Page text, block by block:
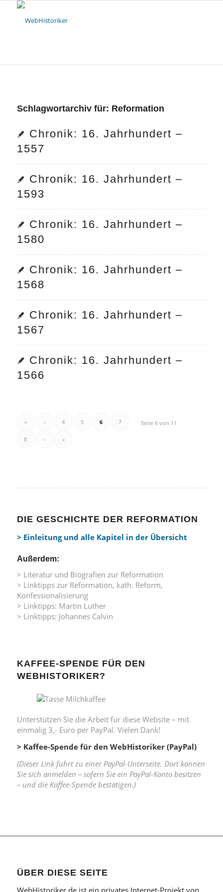
Schlagwortarchiv für: Reformation
Chronik: 16. Jahrhundert –
1557
Chronik: 16. Jahrhundert –
1593
Chronik: 16. Jahrhundert –
1580
Chronik: 16. Jahrhundert –
1568
Chronik: 16. Jahrhundert –
1567
Chronik: 16. Jahrhundert –
1566
Seite 6 von 11
« ‹ 4 5 6 7
8 › »
DIE GESCHICHTE DER REFORMATION
> Einleitung und alle Kapitel in der Übersicht
Außerdem:
> Literatur und Biografien zur Reformation
> Linktipps zur Reformation, kath. Reform,
Konfessionalisierung
> Linktipps: Martin Luther
> Linktipps: Johannes Calvin
KAFFEE-SPENDE FÜR DEN
WEBHISTORIKER?
Unterstützen Sie die Arbeit für diese Website – mit
einmalig 3,- Euro per PayPal. Vielen Dank!
> Kaffee-Spende für den WebHistoriker (PayPal)
(Dieser Link führt zu einer PayPal-Unterseite. Dort können
Sie sich anmelden – sofern Sie ein PayPal-Konto besitzen
– und die Kaffee-Spende bestätigen.)
ÜBER DIESE SEITE